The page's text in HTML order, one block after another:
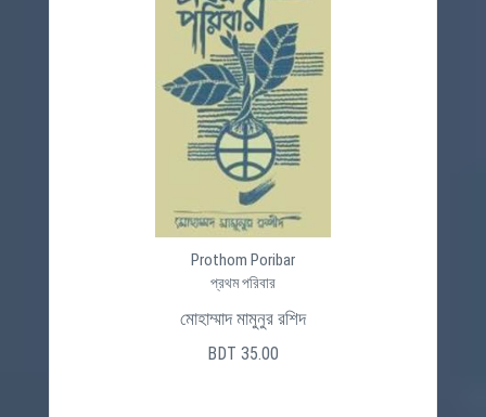
Prothom Poribar
প্রথম পরিবার
মোহাম্মাদ মামুনুর রশিদ
BDT 35.00